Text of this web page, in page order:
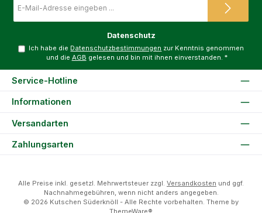
Mail-
Datenschutz
Ich habe die Datenschutzbestimmungen zur Kenntnis genommen
und die AGB gelesen und bin mit ihnen einverstanden. *
Service-Hotline
Informationen
Versandarten
Zahlungsarten
Alle Preise inkl. gesetzl. Mehrwertsteuer zzgl. Versandkosten und ggf.
Nachnahmegebühren, wenn nicht anders angegeben.
© 2026 Kutschen Süderknöll - Alle Rechte vorbehalten. Theme by